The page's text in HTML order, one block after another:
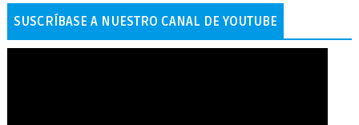
SUSCRÍBASE A NUESTRO CANAL DE YOUTUBE